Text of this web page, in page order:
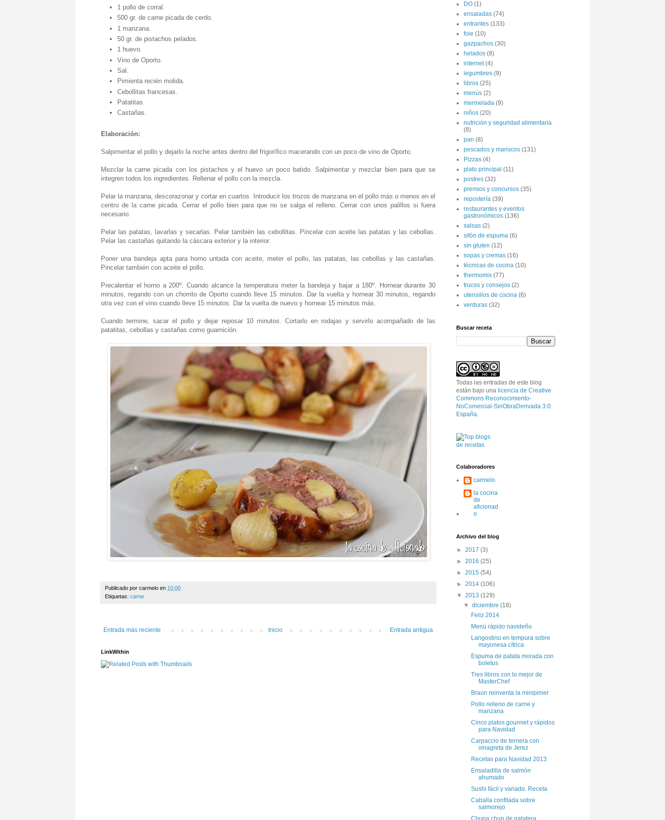
1 pollo de corral.
500 gr. de carne picada de cerdo.
1 manzana.
50 gr. de pistachos pelados.
1 huevo.
Vino de Oporto.
Sal.
Pimienta recién molida.
Cebollitas francesas.
Patatitas.
Castañas.
Elaboración:
Salpimentar el pollo y dejarlo la noche antes dentro del frigorífico macerando con un poco de vino de Oporto.
Mezclar la carne picada con los pistachos y el huevo un poco batido. Salpimentar y mezclar bien para que se
integren todos los ingredientes. Rellenar el pollo con la mezcla.
Pelar la manzana, descorazonar y cortar en cuartos. Introducir los trozos de manzana en el pollo más o menos en el
centro de la carne picada. Cerrar el pollo bien para que no se salga el relleno. Cerrar con unos palillos si fuera
necesario.
Pelar las patatas, lavarlas y secarlas. Pelar también las cebollitas. Pincelar con aceite las patatas y las cebollas.
Pelar las castañas quitando la cáscara exterior y la interior.
Poner una bandeja apta para horno untada con aceite, meter el pollo, las patatas, las cebollas y las castañas.
Pincelar también con aceite el pollo.
Precalentar el horno a 200º. Cuando alcance la temperatura meter la bandeja y bajar a 180º. Hornear durante 30
minutos, regando con un chorrito de Oporto cuando lleve 15 minutos. Dar la vuelta y hornear 30 minutos, regando
otra vez con el vino cuando lleve 15 minutos. Dar la vuelta de nuevo y hornear 15 minutos más.
Cuando termine, sacar el pollo y dejar reposar 10 minutos. Cortarlo en rodajas y servirlo acompañado de las
patatitas, cebollas y castañas como guarnición.
Publicado por carmelo en 10:00
Etiquetas: carne
Entrada más reciente Entrada antigua
Inicio
LinkWithin
DO (1)
ensaladas (74)
entrantes (133)
foie (10)
gazpachos (30)
helados (8)
internet (4)
legumbres (9)
libros (25)
menús (2)
mermelada (9)
niños (20)
nutrición y seguridad alimentaria
(8)
pan (8)
pescados y mariscos (131)
Pizzas (4)
plato principal (11)
postres (32)
premios y concursos (35)
repostería (39)
restaurantes y eventos
gastronómicos (136)
salsas (2)
sifón de espuma (6)
sin gluten (12)
sopas y cremas (16)
técnicas de cocina (10)
thermomix (77)
trucos y consejos (2)
utensilios de cocina (6)
verduras (32)
Buscar receta
Todas las entradas de este blog
están bajo una licencia de Creative
Commons Reconocimiento-
NoComercial-SinObraDerivada 3.0
España.
Colaboradores
carmelo
la cocina
de
aficionad
o
Archivo del blog
► 2017 (3)
► 2016 (25)
► 2015 (54)
► 2014 (106)
▼ 2013 (129)
▼diciembre(18)
Feliz 2014
Menú rápido navideño
Langostino en tempura sobre
mayonesa cítrica
Espuma de patata morada con
boletus
Tres libros con lo mejor de
MasterChef
Braun reinventa la minipimer
Pollo relleno de carne y
manzana
Cinco platos gourmet y rápidos
para Navidad
Carpaccio de ternera con
vinagreta de Jerez
Recetas para Navidad 2013
Ensaladilla de salmón
ahumado
Sushi fácil y variado. Receta
Caballa confitada sobre
salmorejo
Chupa chup de patatera